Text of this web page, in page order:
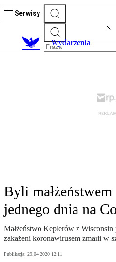
Serwisy
Wydarzenia
Byli
jednego dnia na
Małżeństwo Keplerów z Wisconsin
zakażeni koronawirusem zmarli w
Publikacja: 29.04.2020 12:11